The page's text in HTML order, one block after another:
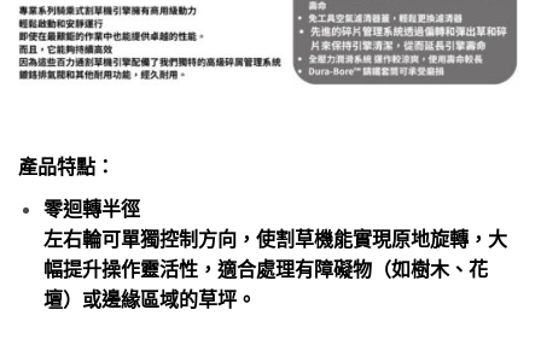
產品特點：
零迴轉半徑
左右輪可單獨控制方向，使割草機能實現原地旋轉，大
幅提升操作靈活性，適合處理有障礙物（如樹木、花
壇）或邊緣區域的草坪。